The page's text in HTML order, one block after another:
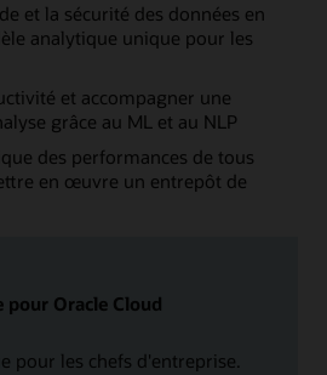
et la sécurité des données en
analytique unique pour les
et accompagner une
grâce au ML et au NLP
des performances de tous
en œuvre un entrepôt de
pour Oracle Cloud
pour les chefs d'entreprise.